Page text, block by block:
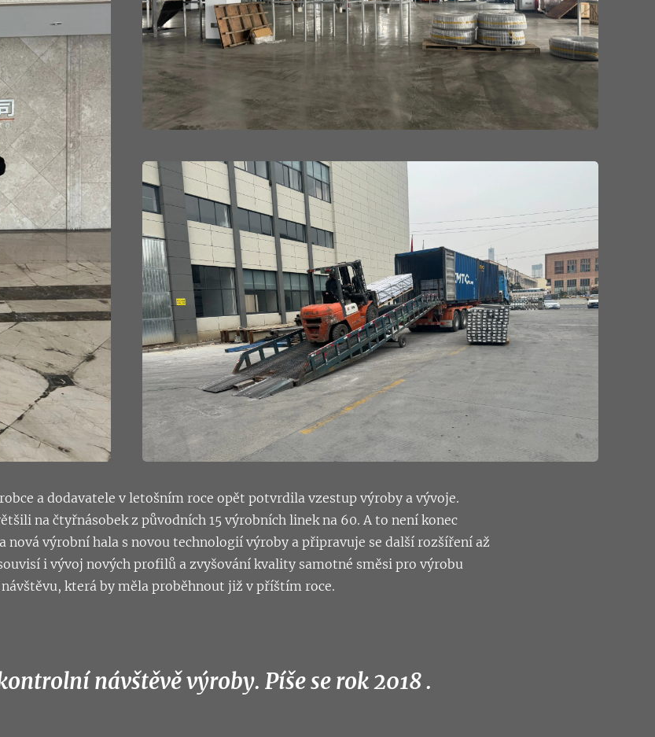
a dodavatele v letošním roce opět potvrdila vzestup výroby a vývoje.
na čtyřnásobek z původních 15 výrobních linek na 60. A to není konec
nová výrobní hala s novou technologií výroby a připravuje se další rozšíření až
i vývoj nových profilů a zvyšování kvality samotné směsi pro výrobu
která by měla proběhnout již v příštím roce.
návštěvě výroby. Píše se rok 2018 .